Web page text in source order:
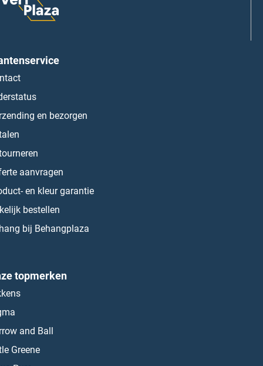
en bezorgen
aanvragen
en kleur garantie
bestellen
bij Behangplaza
topmerken
and Ball
Greene